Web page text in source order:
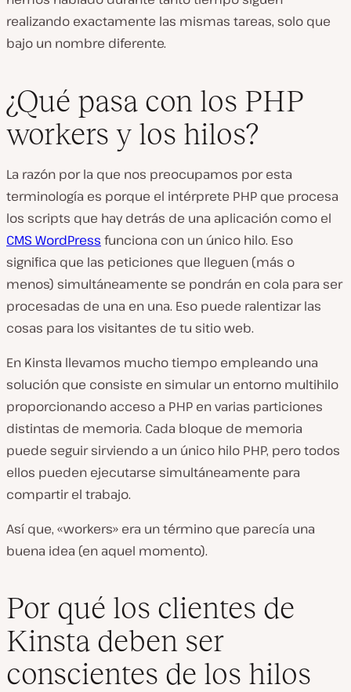
realizando exactamente las mismas tareas, solo que
bajo un nombre diferente.
¿Qué pasa con los PHP
workers y los hilos?
La razón por la que nos preocupamos por esta
terminología es porque el intérprete PHP que procesa
los scripts que hay detrás de una aplicación como el
CMS WordPress funciona con un único hilo. Eso
significa que las peticiones que lleguen (más o
menos) simultáneamente se pondrán en cola para ser
procesadas de una en una. Eso puede ralentizar las
cosas para los visitantes de tu sitio web.
En Kinsta llevamos mucho tiempo empleando una
solución que consiste en simular un entorno multihilo
proporcionando acceso a PHP en varias particiones
distintas de memoria. Cada bloque de memoria
puede seguir sirviendo a un único hilo PHP, pero todos
ellos pueden ejecutarse simultáneamente para
compartir el trabajo.
Así que, «workers» era un término que parecía una
buena idea (en aquel momento).
Por qué los clientes de
Kinsta deben ser
conscientes de los hilos